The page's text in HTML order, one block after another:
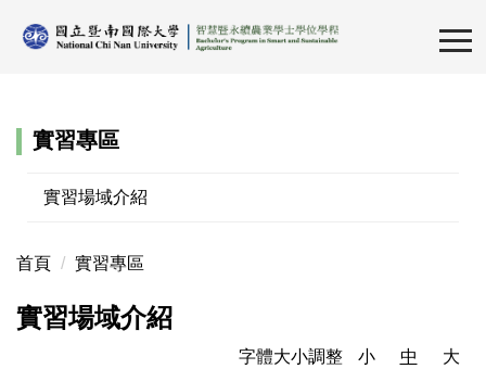
到
實習專區
實習場域介紹
首頁 實習專區
實習場域介紹
字體大小調整 小 中 大